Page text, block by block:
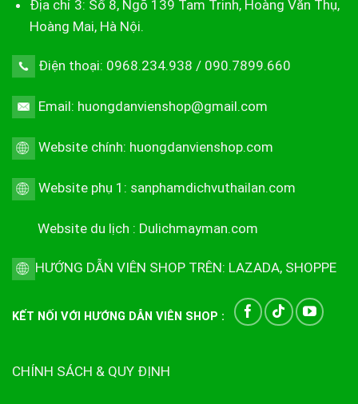
Địa chỉ 3: Số 8, Ngõ 139 Tam Trinh, Hoàng Văn Thụ,
Hoàng Mai, Hà Nội.
Điện thoại: 0968.234.938 / 090.7899.660
Email: huongdanvienshop@gmail.com
Website chính: huongdanvienshop.com
Website phụ 1: sanphamdichvuthailan.com
Website du lịch : Dulichmayman.com
HƯỚNG DẪN VIÊN SHOP TRÊN: LAZADA, SHOPPE
KẾT NỐI VỚI HƯỚNG DẪN VIÊN SHOP :
CHÍNH SÁCH & QUY ĐỊNH